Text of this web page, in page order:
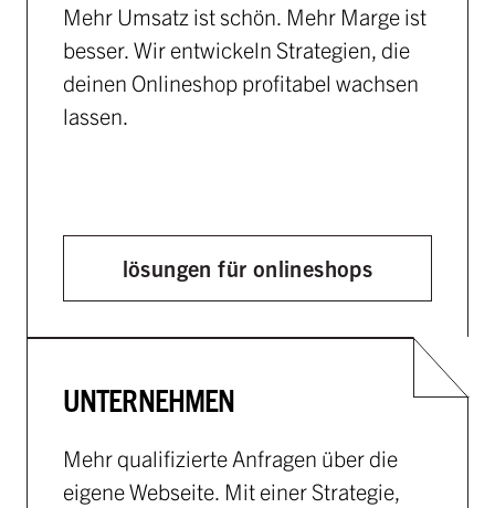
Mehr Umsatz ist schön. Mehr Marge ist
besser. Wir entwickeln Strategien, die
deinen Onlineshop profitabel wachsen
lassen.
lösungen für onlineshops
UNTERNEHMEN
Mehr qualifizierte Anfragen über die
eigene Webseite. Mit einer Strategie,